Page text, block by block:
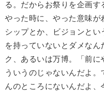
る。だからお祭りを企画
やった時に、やった意味が
シップとか、ビジョンと
を持っていないとダメな
ク、あるいは万博。「前
ういうのじゃないんだよ
んのところにないんだよ、